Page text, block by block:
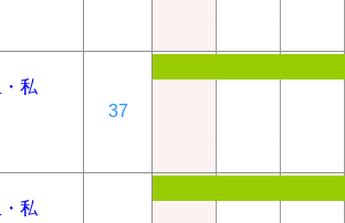
私
37
私